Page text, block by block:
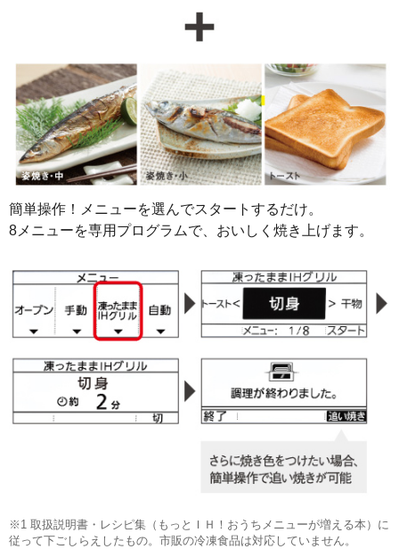
簡単操作！メニューを選んでスタートするだけ。
8メニューを専用プログラムで、おいしく焼き上げます。
※1 取扱説明書・レシピ集（もっとＩＨ！おうちメニューが増える本）に
従って下ごしらえしたもの。市販の冷凍食品は対応していません。